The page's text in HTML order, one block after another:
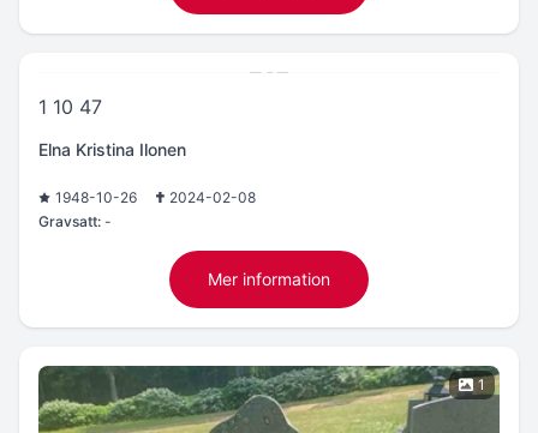
1 10 47
Elna Kristina Ilonen
1948-10-26
2024-02-08
Gravsatt: -
Mer information
1